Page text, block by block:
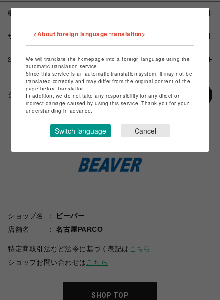
概要
サイズ
注意事項
シェアする
ショップ名
ビーバー
店舗名
名古屋PARCO
特定商取引法など法令に基づく表記は こちら
ショップお問い合わせは こちら
SHOP TOP
<About foreign language translation>
We will translate the homepage into a foreign language using the
automatic translation service.
Since this service is an automatic translation system, it may not be
translated correctly and may differ from the original content of the
page before translation.
In addition, we do not take any responsibility for any direct or
indirect damage caused by using this service. Thank you for your
understanding in advance.
Switch language Cancel